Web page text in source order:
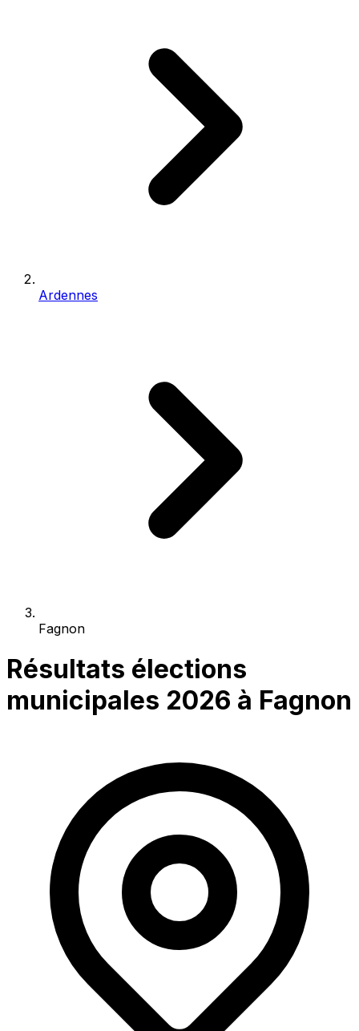
Ardennes
Fagnon
Résultats élections
municipales 2026 à Fagnon